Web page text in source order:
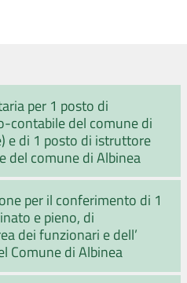
per 1 posto di
contabile del comune di
e di 1 posto di istruttore
comune di Albinea
per il conferimento di 1
e pieno, di
dei funzionari e dell’
Comune di Albinea